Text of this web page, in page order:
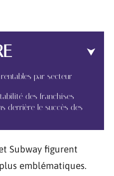
par secteur
des franchises
derrière le succès des
Subway figurent
emblématiques.